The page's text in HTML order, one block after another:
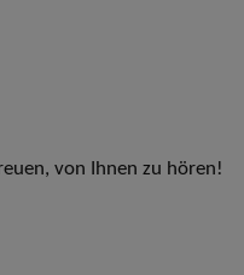
von Ihnen zu hören!